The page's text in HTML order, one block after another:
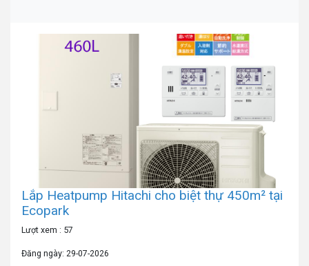
Lắp Heatpump Hitachi cho biệt thự 450m² tại
Ecopark
Lượt xem : 57
Đăng ngày: 29-07-2026